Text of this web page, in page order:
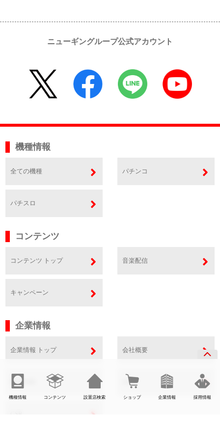
機種情報 コンテンツ 設置店検索 ショップ 企業情報 採用情報
ニューギングループ公式アカウント
機種情報
全ての機種 パチンコ
パチスロ
コンテンツ
コンテンツ トップ 音楽配信
キャンペーン
企業情報
企業情報 トップ 会社概要
事業内容 SDGs